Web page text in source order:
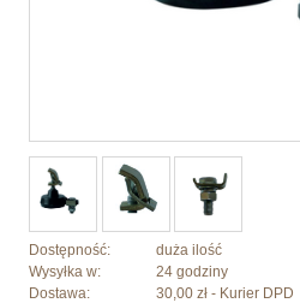
Dostępność:
duża ilość
Wysyłka w:
24 godziny
Dostawa:
30,00 zł - Kurier DPD